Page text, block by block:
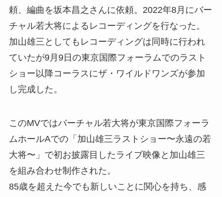
頼、編曲を坂本昌之さんに依頼。2022年8月にバー
チャル若大将によるレコーディングを行なった。
加山雄三としてもレコーディングは同時に行われ
ていたが9月9日の東京国際フォーラムでのラスト
ショー以降コーラスにザ・ワイルドワンズが参加
し完成した。
このMVではバーチャル若大将が東京国際フォーラ
ムホールAでの「加山雄三ラストショー〜永遠の若
大将〜」で初お披露目したライブ映像と加山雄三
を組み合わせ制作された。
85歳を超えた今でも新しいことに関心を持ち、感